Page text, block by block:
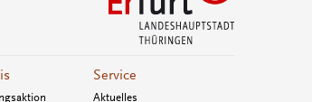
Service
Aktuelles